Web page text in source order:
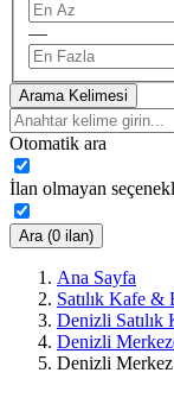
—
Arama Kelimesi
Otomatik ara
İlan olmayan
Ara (0 ilan)
Ana Sayfa
Satılık Kafe &
Denizli Satılık
Denizli
Denizli